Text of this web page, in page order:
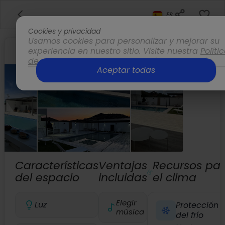
ES
Características
del espacio
Luz
Ventajas
incluidas
Elegir
música
Recursos
el clima
Protección
del frío
Cookies y privacidad
Usamos cookies para personalizar y mejorar su
experiencia en nuestro sitio. Visite nuestra
de privacidadpara obtener más información.
Opciones
Aceptar todas